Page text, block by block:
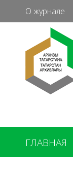
О журнале
ГЛАВНАЯ